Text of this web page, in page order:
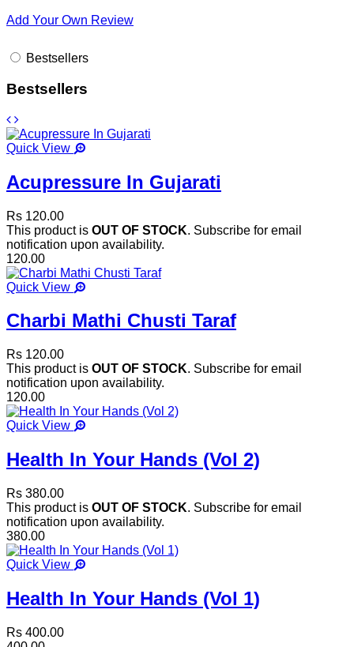
Add Your Own Review
Bestsellers
Bestsellers
Quick View
Acupressure In Gujarati
Rs 120.00
This product is OUT OF STOCK. Subscribe for email
notification upon availability.
120.00
Quick View
Charbi Mathi Chusti Taraf
Rs 120.00
This product is OUT OF STOCK. Subscribe for email
notification upon availability.
120.00
Quick View
Health In Your Hands (Vol 2)
Rs 380.00
This product is OUT OF STOCK. Subscribe for email
notification upon availability.
380.00
Quick View
Health In Your Hands (Vol 1)
Rs 400.00